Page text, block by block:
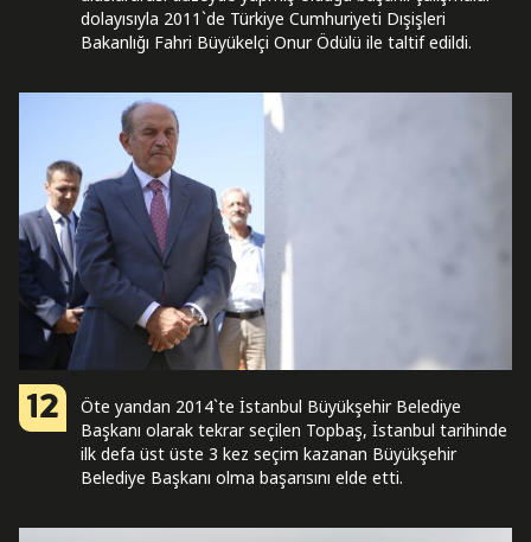
dolayısıyla 2011`de Türkiye Cumhuriyeti Dışişleri
Bakanlığı Fahri Büyükelçi Onur Ödülü ile taltif edildi.
12
Öte yandan 2014`te İstanbul Büyükşehir Belediye
Başkanı olarak tekrar seçilen Topbaş, İstanbul tarihinde
ilk defa üst üste 3 kez seçim kazanan Büyükşehir
Belediye Başkanı olma başarısını elde etti.